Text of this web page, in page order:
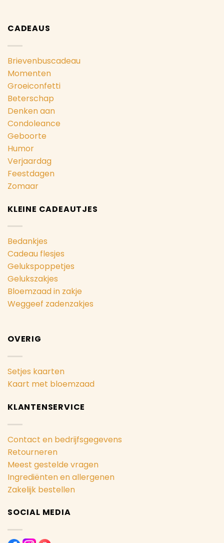
CADEAUS
Brievenbuscadeau
Momenten
Groeiconfetti
Beterschap
Denken aan
Condoleance
Geboorte
Humor
Verjaardag
Feestdagen
Zomaar
KLEINE CADEAUTJES
Bedankjes
Cadeau flesjes
Gelukspoppetjes
Gelukszakjes
Bloemzaad in zakje
Weggeef zadenzakjes
OVERIG
Setjes kaarten
Kaart met bloemzaad
KLANTENSERVICE
Contact en bedrijfsgegevens
Retourneren
Meest gestelde vragen
Ingrediënten en allergenen
Zakelijk bestellen
SOCIAL MEDIA